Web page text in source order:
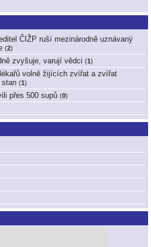
ČIŽP ruší mezinárodně uznávaný
(2)
zvyšuje, varují vědci (1 )
volně žijících zvířat a zvířat
stan (1 )
přes 500 supů (0)